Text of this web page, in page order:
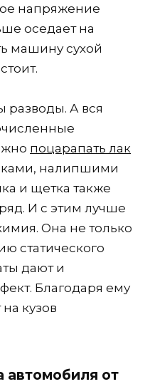
напряжение
оседает на
машину сухой
разводы. А вся
поцарапать лак
налипшими
и щетка также
И с этим лучше
Она не только
статического
дают и
Благодаря ему
кузов
автомобиля от